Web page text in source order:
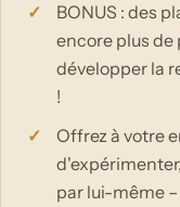
BONUS : des
encore plus de
développer la
!
Offrez à votre
par lui-même